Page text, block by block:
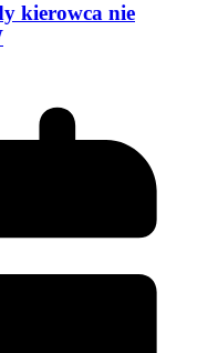
kierowca nie